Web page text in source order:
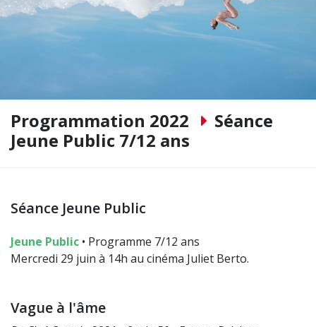
Programmation 2022
Séance
Jeune Public 7/12 ans
Séance Jeune Public
Jeune Public • Programme 7/12 ans
Mercredi 29 juin à 14h au cinéma Juliet Berto.
Vague à l'âme